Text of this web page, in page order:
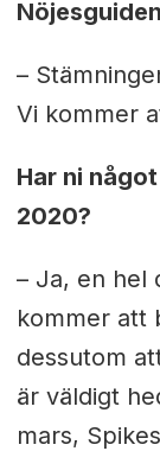
–
Vi kommer
Har ni
2020?
– Ja, en hel
kommer att
dessutom
är väldigt
mars,